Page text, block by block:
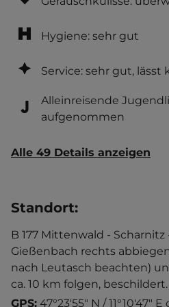
Hygiene: sehr gut
Service: sehr gut,
Alleinreisende
aufgenommen
Alle 49 Details anzeigen
Standort:
B 177 Mittenwald -
Gießenbach rechts
nach Leutasch beachten)
ca. 10 km folgen, beschildert.
GPS: 47°23'55" N / 11°10'47" E